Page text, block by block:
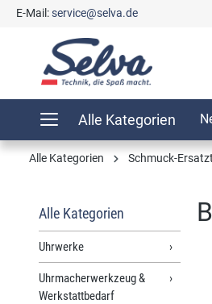
Zur Hauptnavigation springen
E-Mail:service@selva.de
Alle Kategorien
Alle Kategorien Schmuck-
Alle Kategorien
Uhrwerke
Uhrmacherwerkzeug &
Werkstattbedarf